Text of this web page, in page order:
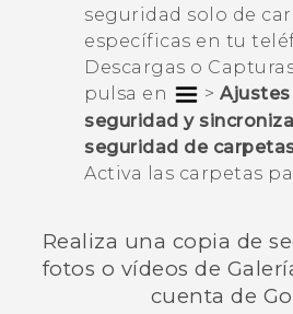
seguridad solo de
específicas en tu
Descargas o
pulsa en
> Ajustes
seguridad y
seguridad de
Activa las carpetas
Realiza una copia de
fotos o vídeos de
cuenta de